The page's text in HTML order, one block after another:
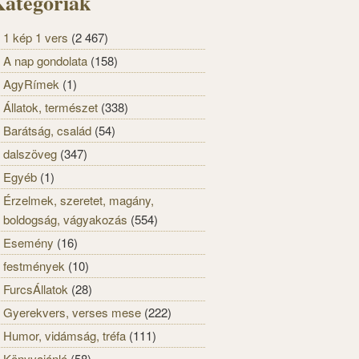
1 kép 1 vers (2 467)
A nap gondolata (158)
AgyRímek (1)
Állatok, természet (338)
Barátság, család (54)
dalszöveg (347)
Egyéb (1)
Érzelmek, szeretet, magány,
boldogság, vágyakozás (554)
Esemény (16)
festmények (10)
FurcsÁllatok (28)
Gyerekvers, verses mese (222)
Humor, vidámság, tréfa (111)